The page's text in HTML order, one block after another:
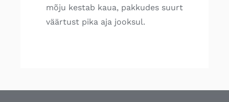
mõju kestab kaua, pakkudes suurt
väärtust pika aja jooksul.